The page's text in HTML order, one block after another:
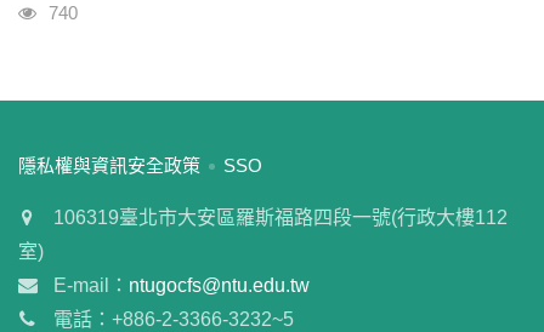
瀏覽人次
740
:::
隱私權與資訊安全政策 SSO
106319臺北市大安區羅斯福路四段一號(行政大樓112
室)
E-mail： ntugocfs@ntu.edu.tw
電話：+886-2-3366-3232~5